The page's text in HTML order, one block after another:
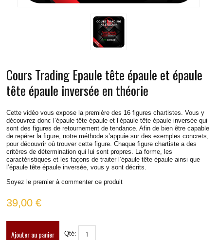
COURS TRADING EUROSTOXX
COURS TRADING SPREAD DAX-STOXX
COURS TRADING EUR/USD
VIDÉOS
INFOS PRATIQUES
CONTACT
Cours Trading Epaule tête épaule et épaule
tête épaule inversée en théorie
Cette vidéo vous expose la première des 16 figures chartistes. Vous y
découvrez donc l’épaule tête épaule et l’épaule tête épaule inversée qui
sont des figures de retournement de tendance. Afin de bien être capable
de repérer la figure, notre méthode s’appuie sur des exemples concrets,
pour découvrir où trouver cette figure. Chaque figure chartiste a des
critères de détermination qui lui sont propres. La forme, les
caractéristiques et les façons de traiter l’épaule tête épaule ainsi que
l’épaule tête épaule inversée, vous y sont décrits.
Soyez le premier à commenter ce produit
39,00 €
Ajouter au panier Qté: